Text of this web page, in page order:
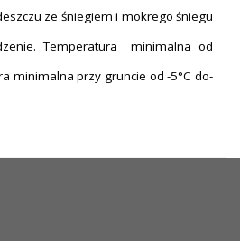
ze śniegiem i mokrego śniegu
Temperatura minimalna od
minimalna przy gruncie od -5°C do-